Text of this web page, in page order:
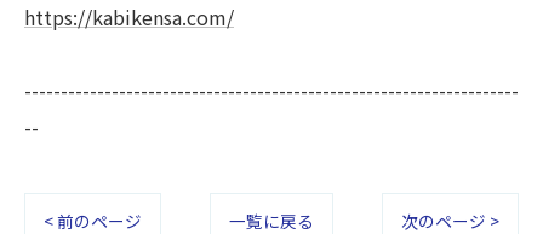
https://kabikensa.com/
--------------------------------------------------------------------
--
< 前のページ 一覧に戻る 次のページ >